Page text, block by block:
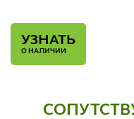
УЗНАТЬ
О НАЛИЧИИ